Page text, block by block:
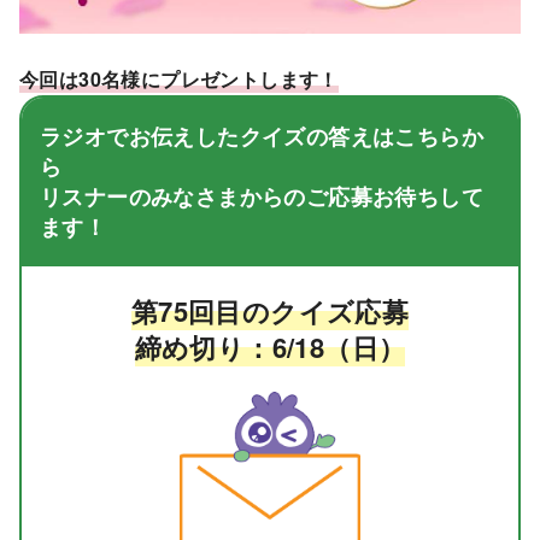
今回は30名様にプレゼントします！
ラジオでお伝えしたクイズの答えはこちらか
ら
リスナーのみなさまからのご応募お待ちして
ます！
第75回目のクイズ応募
締め切り：6/18（日）